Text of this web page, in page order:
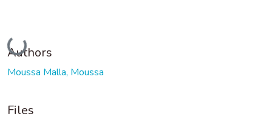
Loading...
Authors
Moussa Malla, Moussa
Files